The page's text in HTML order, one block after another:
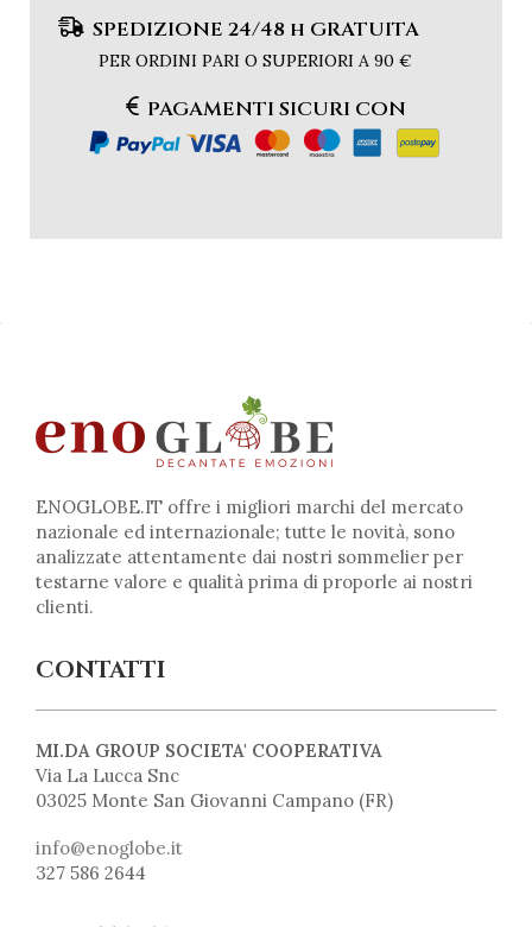
SPEDIZIONE 24/48 h GRATUITA
PER ORDINI PARI O SUPERIORI A 90 €
PAGAMENTI SICURI CON
ENOGLOBE.IT offre i migliori marchi del mercato
nazionale ed internazionale; tutte le novità, sono
analizzate attentamente dai nostri sommelier per
testarne valore e qualità prima di proporle ai nostri
clienti.
CONTATTI
MI.DA GROUP SOCIETA' COOPERATIVA
Via La Lucca Snc
03025 Monte San Giovanni Campano (FR)
info@enoglobe.it
327 586 2644